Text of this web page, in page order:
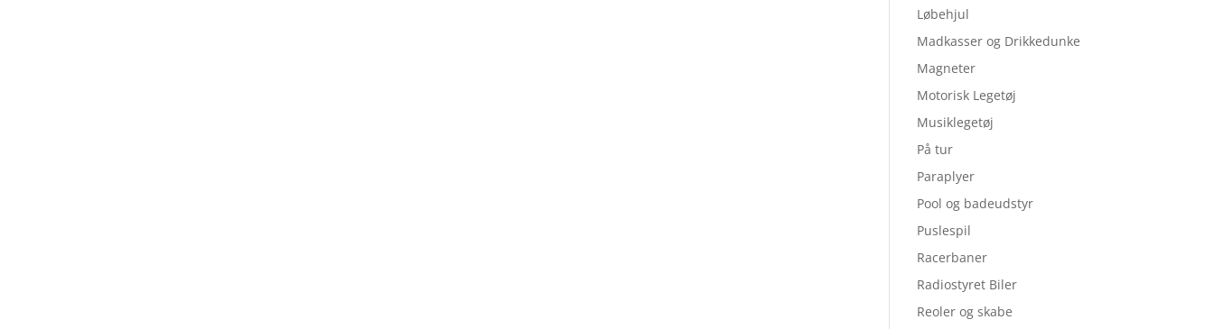
Løbehjul
Madkasser og Drikkedunke
Magneter
Motorisk Legetøj
Musiklegetøj
På tur
Paraplyer
Pool og badeudstyr
Puslespil
Racerbaner
Radiostyret Biler
Reoler og skabe